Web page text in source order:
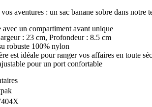
aventures : un sac banane sobre dans notre
avec un compartiment avant unique
: 23 cm, Profondeur : 8.5 cm
robuste 100% nylon
est idéale pour ranger vos affaires en toute
pour un port confortable